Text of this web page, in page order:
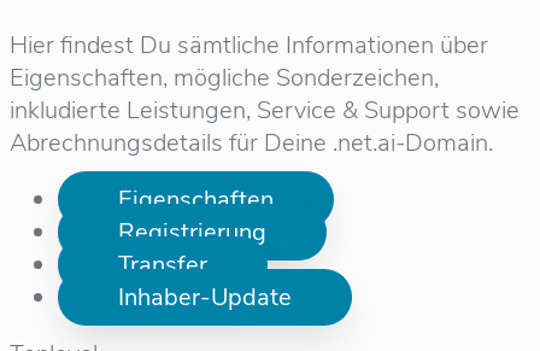
Hier findest Du sämtliche Informationen über
Eigenschaften, mögliche Sonderzeichen,
inkludierte Leistungen, Service & Support sowie
Abrechnungsdetails für Deine .net.ai-Domain.
Eigenschaften
Registrierung
Transfer
Inhaber-Update